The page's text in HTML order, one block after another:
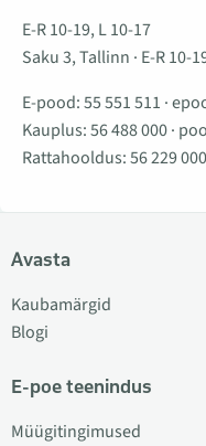
E-R 10-19, L 10-17
Saku 3, Tallinn · E-R 10-
E-pood:55 551 511 ·
Kauplus:56 488 000·
Rattahooldus:56 229 000
Avasta
Kaubamärgid
Blogi
E-poe teenindus
Müügitingimused